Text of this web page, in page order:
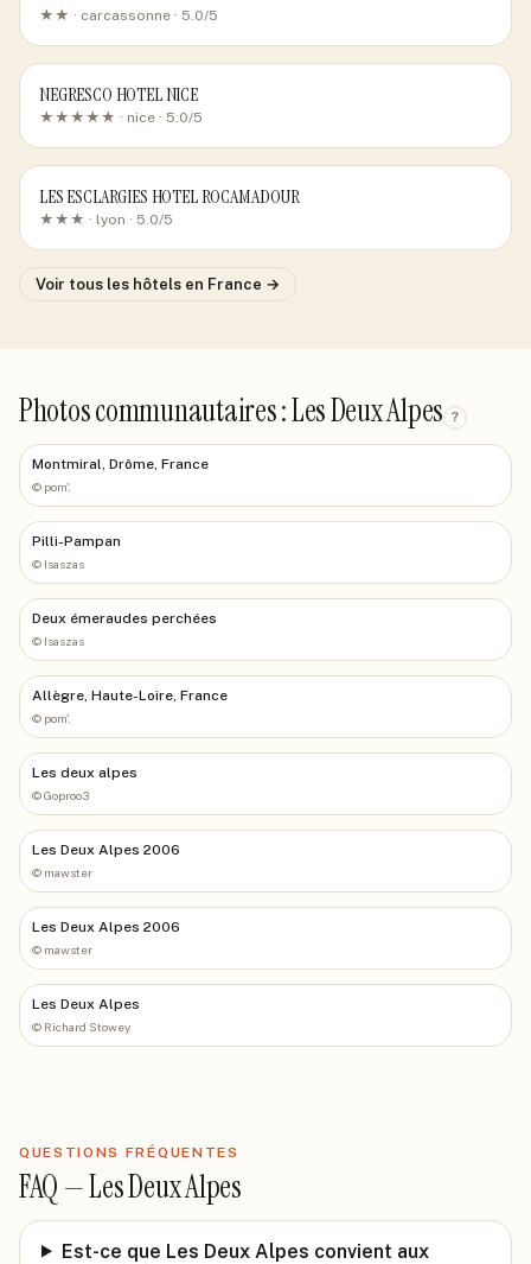
★★ · carcassonne · 5.0/5
NEGRESCO HOTEL NICE
★★★★★ · nice · 5.0/5
LES ESCLARGIES HOTEL ROCAMADOUR
★★★ · lyon · 5.0/5
Voir tous les hôtels en France →
Photos communautaires : Les Deux Alpes ?
Montmiral, Drôme, France
© pom'.
Pilli-Pampan
© Isaszas
Deux émeraudes perchées
© Isaszas
Allègre, Haute-Loire, France
© pom'.
Les deux alpes
©Goproo3
Les Deux Alpes 2006
© mawster
Les Deux Alpes 2006
© mawster
Les Deux Alpes
© Richard Stowey
QUESTIONS FRÉQUENTES
FAQ —Les Deux Alpes
Est-ce que Les Deux Alpes convient aux